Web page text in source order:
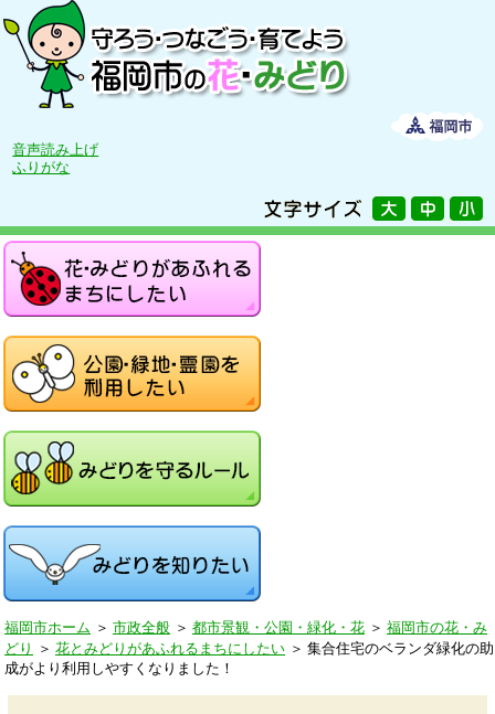
音声読み上げ
ふりがな
福岡市ホーム ＞ 市政全般 ＞ 都市景観・公園・緑化・花 ＞ 福岡市の花・み
どり
＞ 花とみどりがあふれるまちにしたい ＞ 集合住宅のベランダ緑化の助
成がより利用しやすくなりました！